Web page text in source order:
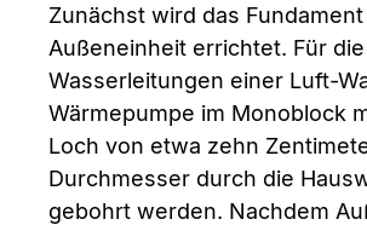
Zunächst wird das
Außeneinheit errichtet. Für die
Wasserleitungen einer Luft-
Wärmepumpe im Monoblock
Loch von etwa zehn
Durchmesser durch die
gebohrt werden. Nachdem